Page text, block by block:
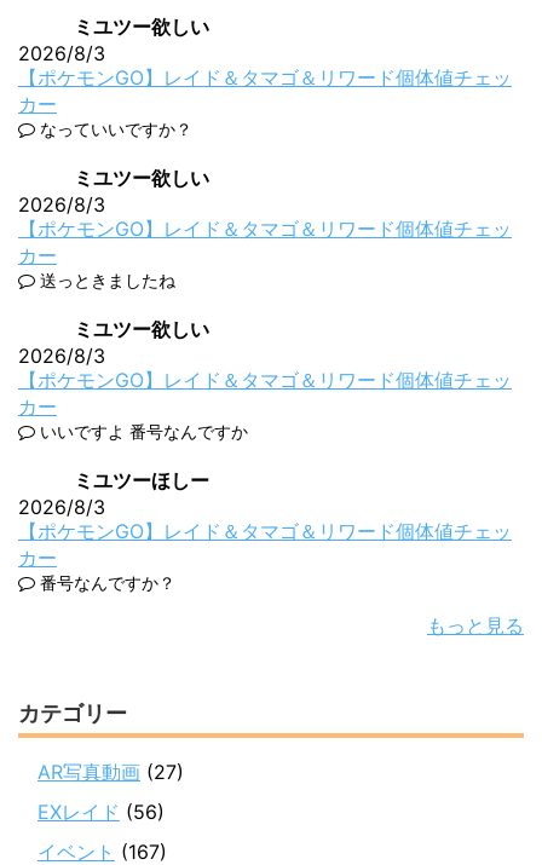
ミユツー欲しい
2026/8/3
【ポケモンGO】レイド＆タマゴ＆リワード個体値チェッ
カー
なっていいですか？
ミユツー欲しい
2026/8/3
【ポケモンGO】レイド＆タマゴ＆リワード個体値チェッ
カー
送っときましたね
ミユツー欲しい
2026/8/3
【ポケモンGO】レイド＆タマゴ＆リワード個体値チェッ
カー
いいですよ 番号なんですか
ミユツーほしー
2026/8/3
【ポケモンGO】レイド＆タマゴ＆リワード個体値チェッ
カー
番号なんですか？
もっと見る
カテゴリー
AR写真動画 (27)
EXレイド (56)
イベント (167)